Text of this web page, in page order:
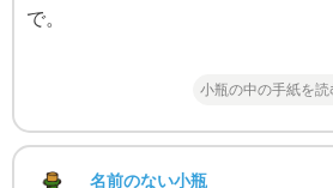
で。
小瓶の中の手紙を読
名前のない小瓶